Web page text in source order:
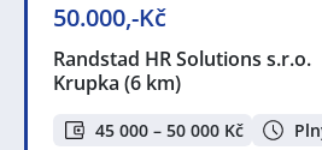
50.000,-Kč
Randstad HR Solutions s.r.o.
Krupka (6 km)
45 000 – 50 000 Kč